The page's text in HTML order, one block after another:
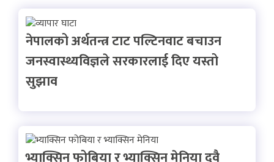
नेपालको अर्थतन्त्र टाट पल्टिनवाट बचाउन
जनस्वास्थ्यविज्ञले सरकारलाई दिए यस्तो
सुझाव